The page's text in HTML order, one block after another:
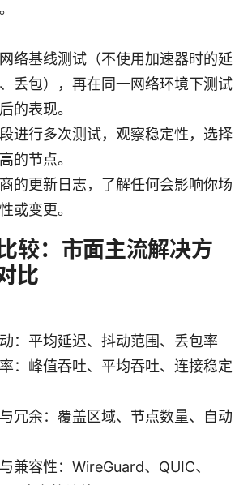
络基线测试（不使用加速器时的延
丢包），再在同一网络环境下测试
的表现。
进行多次测试，观察稳定性，选择
的节点。
的更新日志，了解任何会影响你场
或变更。
较：市面主流解决方
比
：平均延迟、抖动范围、丢包率
：峰值吞吐、平均吞吐、连接稳定
冗余：覆盖区域、节点数量、自动
兼容性：WireGuard、QUIC、